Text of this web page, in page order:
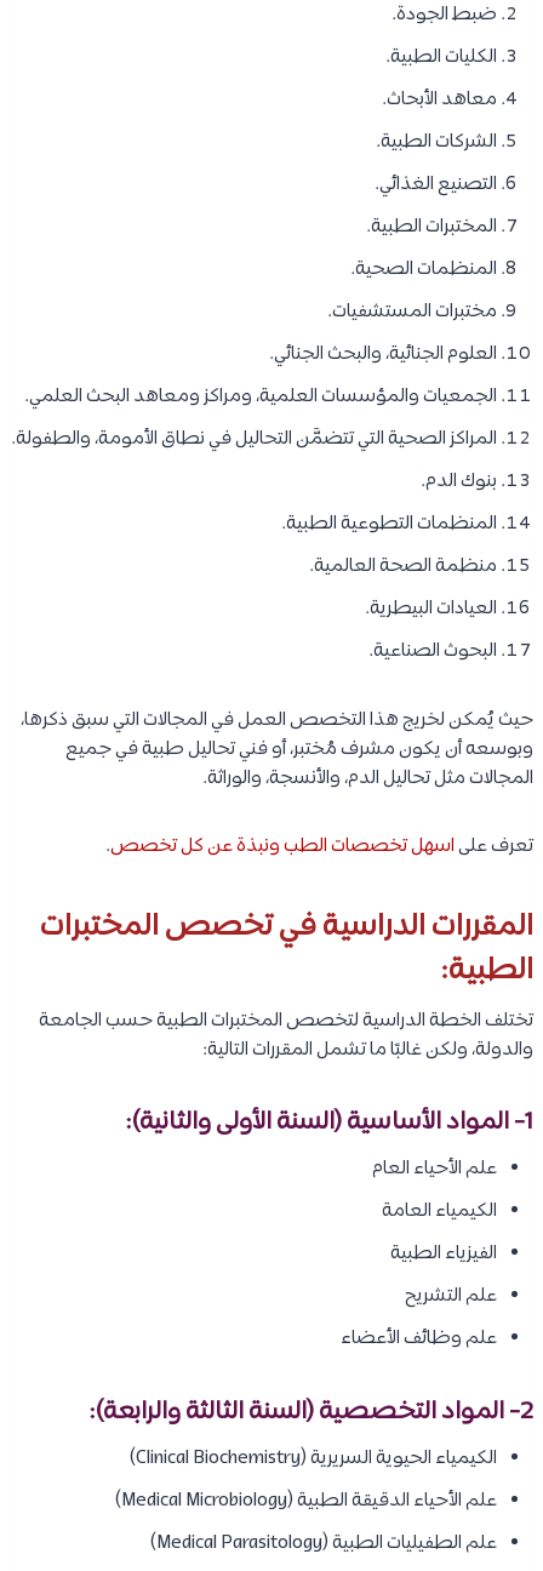
ضبط الجودة.
الكليات الطبية.
معاهد الأبحاث.
الشركات الطبية.
التصنيع الغذائي.
المختبرات الطبية.
المنظمات الصحية.
مختبرات المستشفيات.
العلوم الجنائية، والبحث الجنائي.
الجمعيات والمؤسسات العلمية، ومراكز ومعاهد البحث العلمي.
المراكز الصحية التي تتضمَّن التحاليل في نطاق الأمومة، والطفولة.
بنوك الدم.
المنظمات التطوعية الطبية.
منظمة الصحة العالمية.
العيادات البيطرية.
البحوث الصناعية.
حيث يُمكن لخريج هذا التخصص العمل في المجالات التي سبق ذكرها،
وبوسعه أن يكون مشرف مُختبر، أو فني تحاليل طبية في جميع
المجالات مثل تحاليل الدم، والأنسجة، والوراثة.
تعرف علىاسهل تخصصات الطب ونبذة عن كل تخصص.
المقررات الدراسية في تخصص المختبرات
الطبية:
تختلف الخطة الدراسية لتخصص المختبرات الطبية حسب الجامعة
والدولة، ولكن غالبًا ما تشمل المقررات التالية:
1- المواد الأساسية (السنة الأولى والثانية):
علم الأحياء العام
الكيمياء العامة
الفيزياء الطبية
علم التشريح
علم وظائف الأعضاء
2- المواد التخصصية (السنة الثالثة والرابعة):
الكيمياء الحيوية السريرية (Clinical Biochemistry)
علم الأحياء الدقيقة الطبية (Medical Microbiology)
علم الطفيليات الطبية (Medical Parasitology)